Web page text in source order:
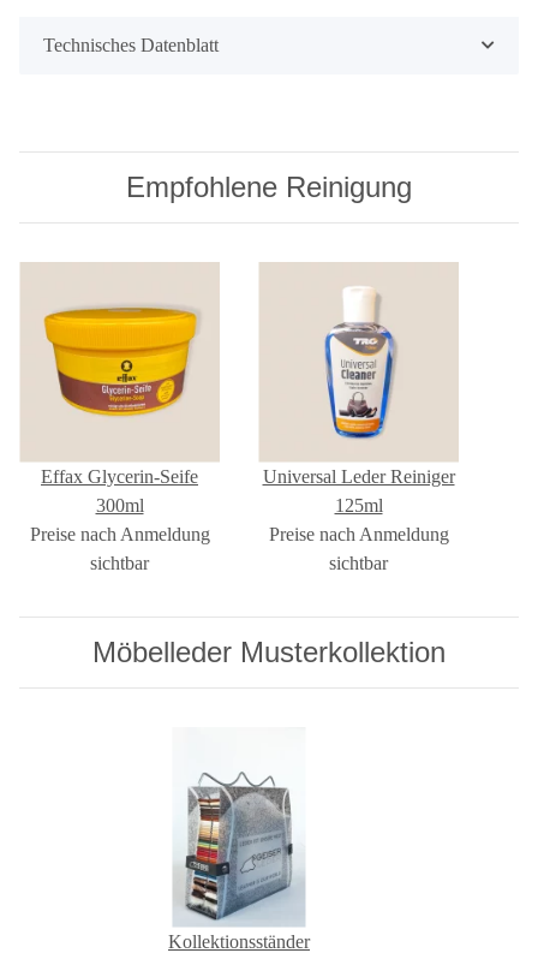
Technisches Datenblatt
Empfohlene Reinigung
Effax Glycerin-Seife
300ml
Preise nach Anmeldung
sichtbar
Universal Leder Reiniger
125ml
Preise nach Anmeldung
sichtbar
Möbelleder Musterkollektion
Kollektionsständer